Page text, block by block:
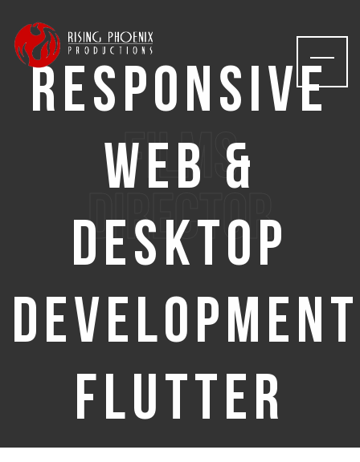
films
Director
Responsive
Web &
Desktop
Development
Flutter